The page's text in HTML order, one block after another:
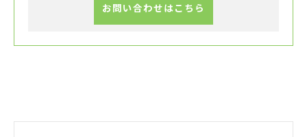
お問い合わせはこちら